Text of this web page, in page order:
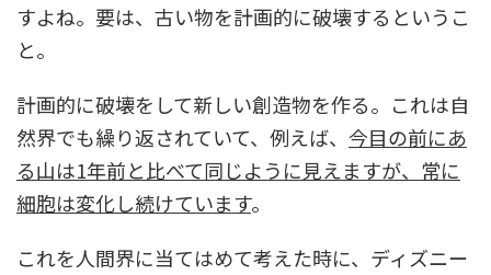
すよね。要は、古い物を計画的に破壊するというこ
と。
計画的に破壊をして新しい創造物を作る。これは自
然界でも繰り返されていて、例えば、 今目の前にあ
る山は1年前と比べて同じように見えますが、常に
細胞は変化し続けています。
これを人間界に当てはめて考えた時に、ディズニー